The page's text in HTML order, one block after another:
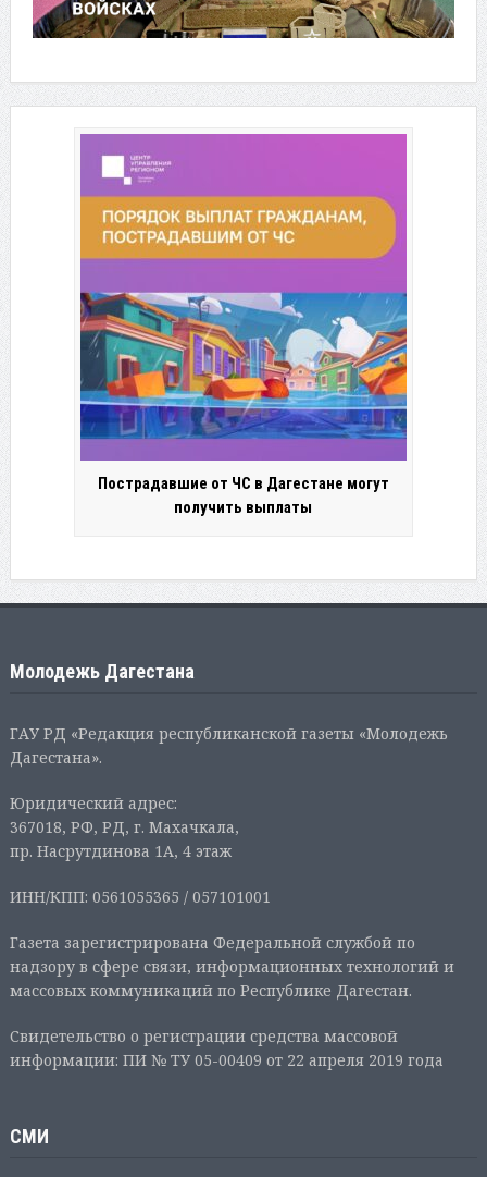
Пострадавшие от ЧС в Дагестане могут
получить выплаты
Молодежь Дагестана
ГАУ РД «Редакция республиканской газеты «Молодежь
Дагестана».
Юридический адрес:
367018, РФ, РД, г. Махачкала,
пр. Насрутдинова 1А, 4 этаж
ИНН/КПП: 0561055365 / 057101001
Газета зарегистрирована Федеральной службой по
надзору в сфере связи, информационных технологий и
массовых коммуникаций по Республике Дагестан.
Свидетельство о регистрации средства массовой
информации: ПИ № ТУ 05-00409 от 22 апреля 2019 года
СМИ